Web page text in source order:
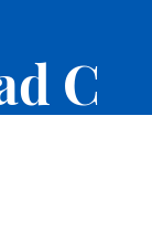
C